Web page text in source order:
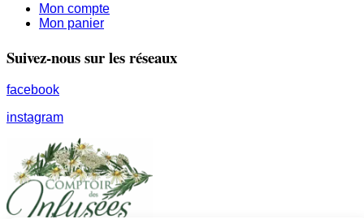
Mon compte
Mon panier
Suivez-nous sur les réseaux
facebook
instagram